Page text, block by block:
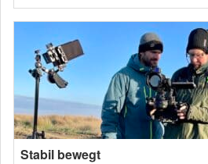
Stabil bewegt